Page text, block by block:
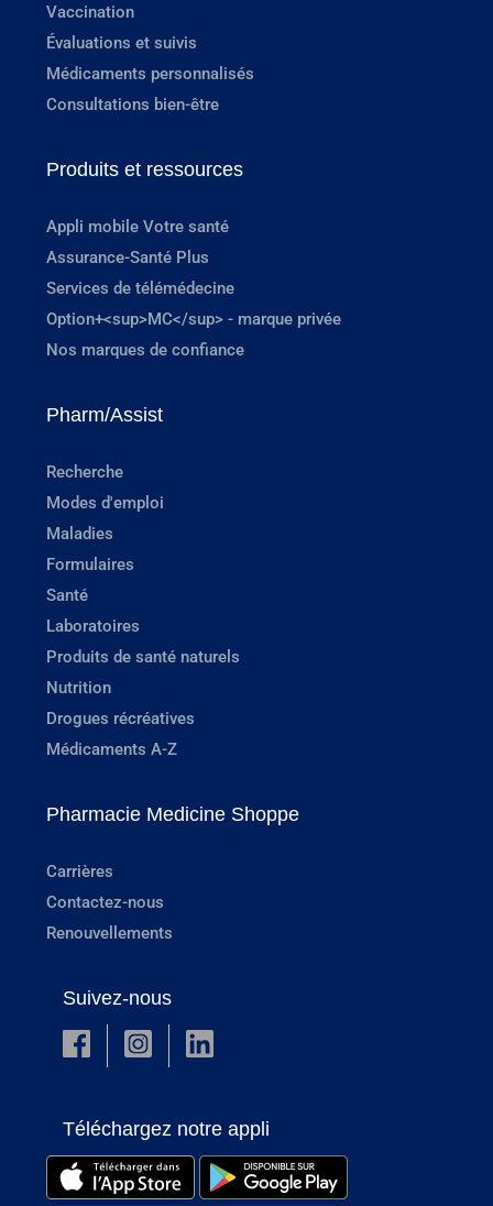
Vaccination
Évaluations et suivis
Médicaments personnalisés
Consultations bien-être
Produits et ressources
Appli mobile Votre santé
Assurance-Santé Plus
Services de télémédecine
Option+<sup>MC</sup> - marque privée
Nos marques de confiance
Pharm/Assist
Recherche
Modes d'emploi
Maladies
Formulaires
Santé
Laboratoires
Produits de santé naturels
Nutrition
Drogues récréatives
Médicaments A-Z
Pharmacie Medicine Shoppe
Carrières
Contactez-nous
Renouvellements
Suivez-nous
Téléchargez notre appli